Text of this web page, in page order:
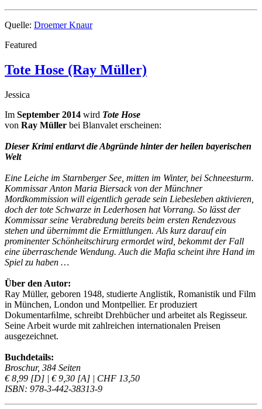
Quelle: Droemer Knaur
Featured
Tote Hose (Ray Müller)
Jessica
Im September 2014 wird Tote Hose
von Ray Müller bei Blanvalet erscheinen:
Dieser Krimi entlarvt die Abgründe hinter der heilen bayerischen
Welt
Eine Leiche im Starnberger See, mitten im Winter, bei Schneesturm.
Kommissar Anton Maria Biersack von der Münchner
Mordkommission will eigentlich gerade sein Liebesleben aktivieren,
doch der tote Schwarze in Lederhosen hat Vorrang. So lässt der
Kommissar seine Verabredung bereits beim ersten Rendezvous
stehen und übernimmt die Ermittlungen. Als kurz darauf ein
prominenter Schönheitschirurg ermordet wird, bekommt der Fall
eine überraschende Wendung. Auch die Mafia scheint ihre Hand im
Spiel zu haben …
Über den Autor:
Ray Müller, geboren 1948, studierte Anglistik, Romanistik und Film
in München, London und Montpellier. Er produziert
Dokumentarﬁlme, schreibt Drehbücher und arbeitet als Regisseur.
Seine Arbeit wurde mit zahlreichen internationalen Preisen
ausgezeichnet.
Buchdetails:
Broschur, 384 Seiten
€ 8,99 [D] | € 9,30 [A] | CHF 13,50
ISBN: 978-3-442-38313-9